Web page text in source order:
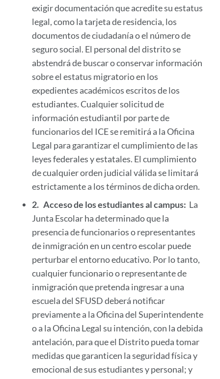
exigir documentación que acredite su estatus
legal, como la tarjeta de residencia, los
documentos de ciudadanía o el número de
seguro social. El personal del distritose
abstendrá de buscar o conservar información
sobre el estatus migratorio en los
expedientes académicos escritos de los
estudiantes. Cualquier solicitud de
información estudiantil por parte de
funcionarios del ICE se remitirá a la Oficina
Legal para garantizar el cumplimiento de las
leyes federales y estatales. El cumplimiento
de cualquier orden judicial válida se limitará
estrictamente a los términos de dicha orden.
2. Acceso de los estudiantes al campus: La
Junta Escolar ha determinado que la
presencia de funcionarios o representantes
de inmigración en un centro escolar puede
perturbar el entorno educativo. Por lo tanto,
cualquier funcionario o representante de
inmigración que pretenda ingresar a una
escuela del SFUSD deberá notificar
previamente a la Oficina del Superintendente
o a la Oficina Legal su intención, con la debida
antelación, para que el Distrito pueda tomar
medidas que garanticen la seguridad física y
emocional de sus estudiantes y personal; y